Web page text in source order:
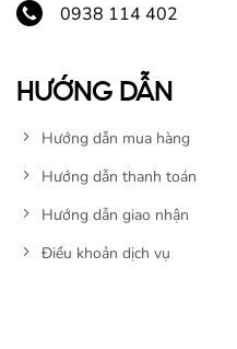
0938 114 402
HƯỚNG DẪN
Hướng dẫn mua hàng
Hướng dẫn thanh toán
Hướng dẫn giao nhận
Điều khoản dịch vụ